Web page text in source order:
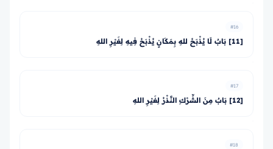
#16
[11] بَابٌ لَا يُذْبَحُ للهِ بِمَكَانٍ يُذْبَحُ فِيهِ لِغَيْرِ اللهِ
#17
[12] بَابٌ مِنَ الشِّرْكِ النَّذْرُ لِغَيْرِ اللهِ
#18